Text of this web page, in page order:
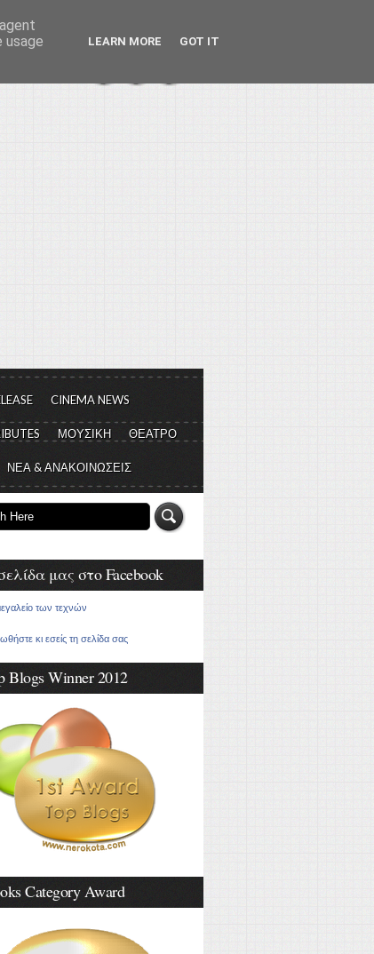
CINEMA NEWS
ΜΟΥΣΙΚΗ ΘΕΑΤΡΟ
ΝΕΑ & ΑΝΑΚΟΙΝΩΣΕΙΣ
μας στο Facebook
των τεχνών
κι εσείς τη σελίδα σας
Blogs Winner 2012
Category Award
usage
LEARN MORE GOT IT